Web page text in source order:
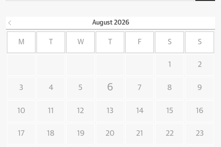
August 2026
M W F S S
1 2
3 4 5 6 7 8 9
10 11 12 13 14 15 16
17 18 19 20 21 22 23